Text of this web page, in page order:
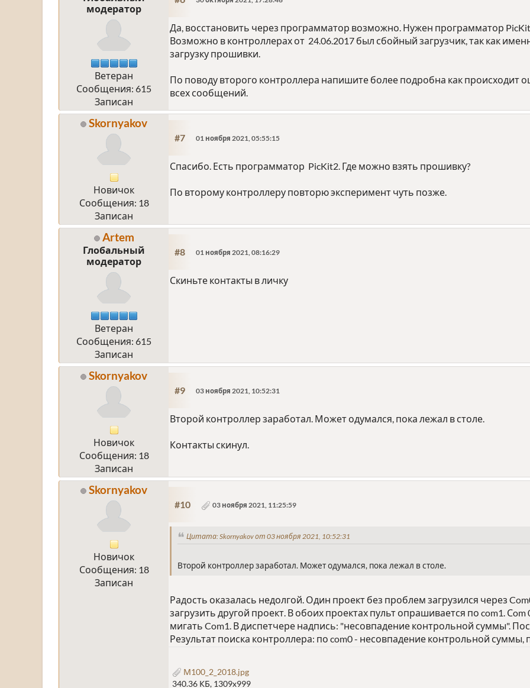
модератор
Ветеран
Сообщения: 615
Записан
Да, восстановить через программатор возможно. Нужен программатор
Возможно в контроллерах от 24.06.2017 был сбойный загрузчик, так как
загрузку прошивки.
По поводу второго контроллера напишите более подробна как происходит
всех сообщений.
Skornyakov
Новичок
Сообщения: 18
Записан
#7 01 ноября 2021, 05:55:15
Спасибо. Есть программатор PicKit2. Где можно взять прошивку?
По второму контроллеру повторю эксперимент чуть позже.
Artem
Глобальный
модератор
Ветеран
Сообщения: 615
Записан
#8 01 ноября 2021, 08:16:29
Скиньте контакты в личку
Skornyakov
Новичок
Сообщения: 18
Записан
#9 03 ноября 2021, 10:52:31
Второй контроллер заработал. Может одумался, пока лежал в столе.
Контакты скинул.
Skornyakov
Новичок
Сообщения: 18
Записан
#10 03 ноября 2021, 11:25:59
Цитата: Skornyakov от 03 ноября 2021, 10:52:31
Второй контроллер заработал. Может одумался, пока лежал в столе.
Радость оказалась недолгой. Один проект без проблем загрузился через
загрузить другой проект. В обоих проектах пульт опрашивается по com1.
мигать Com1. В диспетчере надпись: "несовпадение контрольной суммы".
Результат поиска контроллера: по com0 - несовпадение контрольной суммы,
М100_2_2018.jpg
340.36 КБ, 1309x999